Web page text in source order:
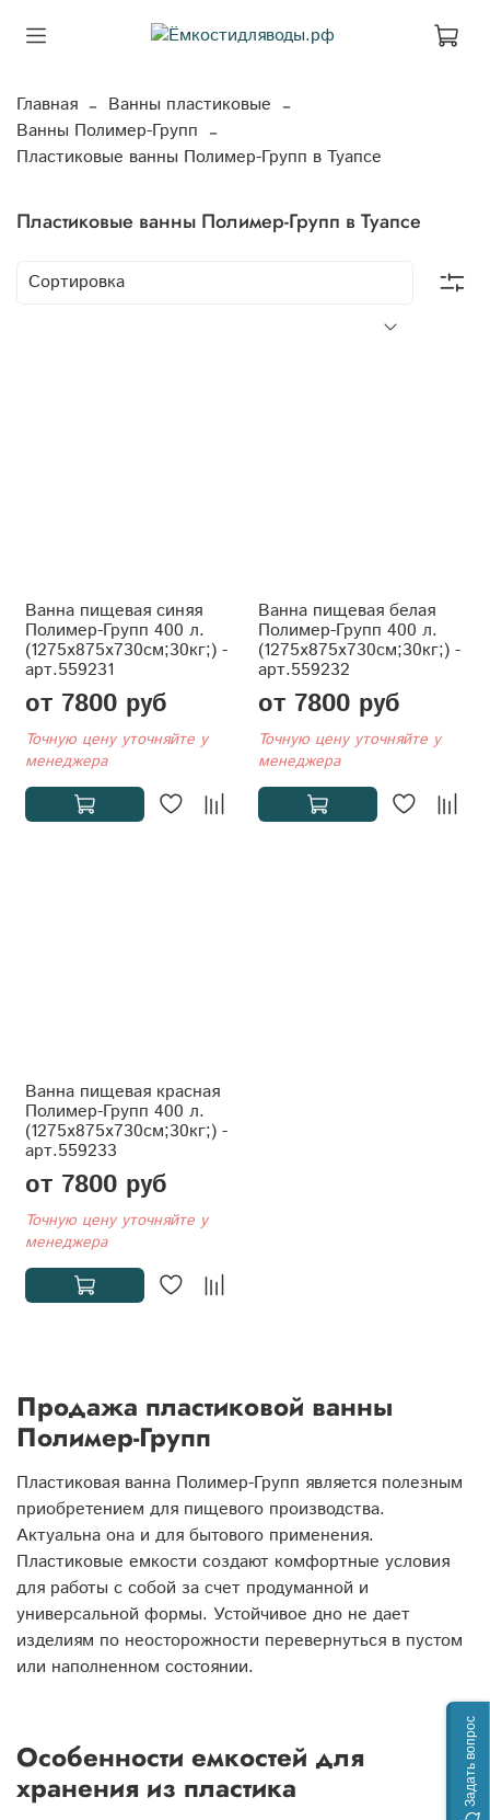
Главная
Ванны пластиковые
Ванны Полимер-Групп
Пластиковые ванны Полимер-Групп в Туапсе
Пластиковые ванны Полимер-Групп в Туапсе
Ванна пищевая синяя
Полимер-Групп 400 л.
(1275x875x730см;30кг;) -
арт.559231
от 7800 руб
Точную цену уточняйте у
менеджера
Ванна пищевая белая
Полимер-Групп 400 л.
(1275x875x730см;30кг;) -
арт.559232
от 7800 руб
Точную цену уточняйте у
менеджера
Ванна пищевая красная
Полимер-Групп 400 л.
(1275x875x730см;30кг;) -
арт.559233
от 7800 руб
Точную цену уточняйте у
менеджера
Продажа пластиковой ванны
Полимер-Групп
Пластиковая ванна Полимер-Групп является полезным
приобретением для пищевого производства.
Актуальна она и для бытового применения.
Пластиковые емкости создают комфортные условия
для работы с собой за счет продуманной и
универсальной формы. Устойчивое дно не дает
изделиям по неосторожности перевернуться в пустом
или наполненном состоянии.
Особенности емкостей для
хранения из пластика
Задать вопрос